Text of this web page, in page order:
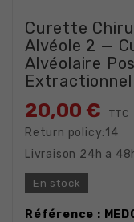
Curette
Alvéole 2 —
Alvéolaire
Extractionnel
20,00 € TTC
Return policy:14
Livraison 24h a
En stock
Référence :